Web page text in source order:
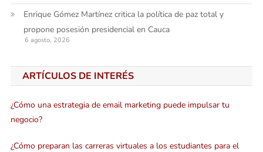
Enrique Gómez Martínez critica la política de paz total y
propone posesión presidencial en Cauca
6 agosto, 2026
ARTÍCULOS DE INTERÉS
¿Cómo una estrategia de email marketing puede impulsar tu
negocio?
¿Cómo preparan las carreras virtuales a los estudiantes para el